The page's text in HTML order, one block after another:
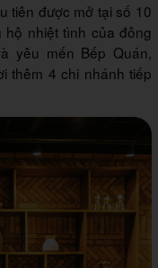
tiên được mở tại số 10
hộ nhiệt tình của đông
yêu mến Bếp Quán,
thêm 4 chi nhánh tiếp